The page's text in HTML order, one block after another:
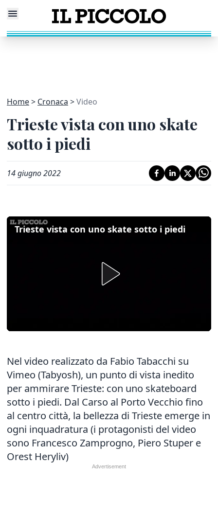
Home Cronaca Video
Trieste vista con uno skate
sotto i piedi
14 giugno 2022
Trieste vista con uno skate sotto i piedi
Nel video realizzato da Fabio Tabacchi su
Vimeo (Tabyosh), un punto di vista inedito
per ammirare Trieste: con uno skateboard
sotto i piedi. Dal Carso al Porto Vecchio fino
al centro città, la bellezza di Trieste emerge in
ogni inquadratura (i protagonisti del video
sono Francesco Zamprogno, Piero Stuper e
Orest Heryliv)